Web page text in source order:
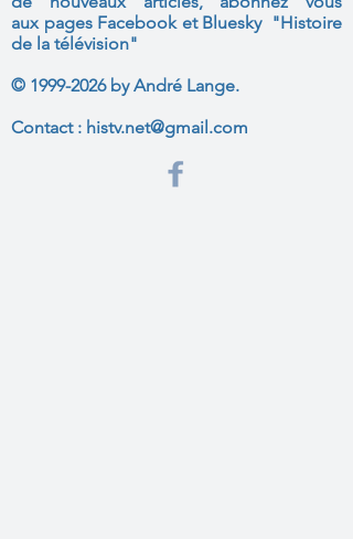
aux pages Facebook et Bluesky "Histoire
de la télévision"
© 1999-2026by André Lange.
Contact : histv.net@gmail.com